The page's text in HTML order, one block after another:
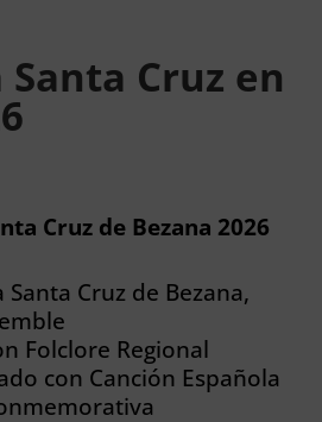
Cruz en
Cruz de Bezana 2026
Cruz de Bezana,
Folclore Regional
con Canción Española